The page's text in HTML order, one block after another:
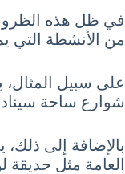
في ظل هذه الظروف
من الأنشطة التي
على سبيل المثال،
شوارع ساحة
بالإضافة إلى ذلك،
العامة مثل حديقة